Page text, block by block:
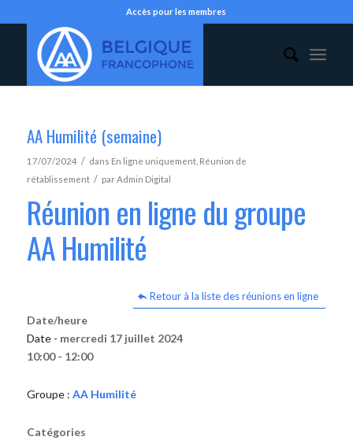
Accès pour les membres
AA Humilité (semaine)
17/07/2024 / dans En ligne uniquement, Réunion de
rétablissement / parAdmin Digital
Réunion en ligne du groupe
AA Humilité
Retour à la liste des réunions en ligne
Date/heure
Date - mercredi 17 juillet 2024
10:00 - 12:00
Groupe : AA Humilité
Catégories